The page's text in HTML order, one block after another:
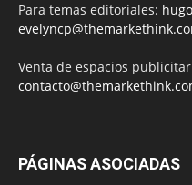
Para temas editoriales:
Venta de espacios
PÁGINAS ASOCIADAS